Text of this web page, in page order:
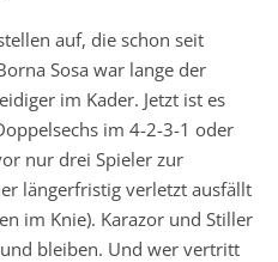
auf, die schon seit
Sosa war lange der
im Kader. Jetzt ist es
im 4-2-3-1 oder
nur drei Spieler zur
längerfristig verletzt ausfällt
im Knie). Karazor und Stiller
bleiben. Und wer vertritt